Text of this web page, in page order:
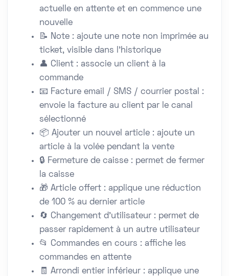
actuelle en attente et en commence une
nouvelle
📝 Note : ajoute une note non imprimée au
ticket, visible dans l'historique
👤 Client : associe un client à la
commande
📧 Facture email / SMS / courrier postal :
envoie la facture au client par le canal
sélectionné
📦 Ajouter un nouvel article : ajoute un
article à la volée pendant la vente
🔒 Fermeture de caisse : permet de fermer
la caisse
🎁 Article offert : applique une réduction
de 100 % au dernier article
🔄 Changement d’utilisateur : permet de
passer rapidement à un autre utilisateur
📂 Commandes en cours : affiche les
commandes en attente
🧾 Arrondi entier inférieur : applique une